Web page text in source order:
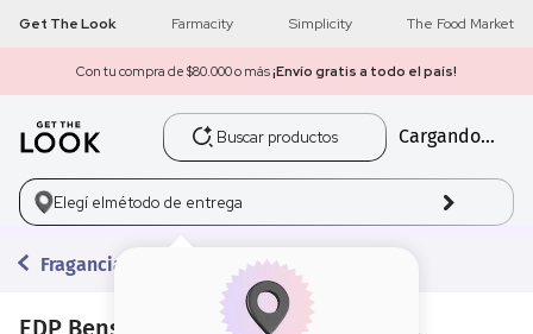
Get The Look Farmacity Simplicity The Food Market
Con tu compra de $80.000 o más¡Envío gratis a todo el país!
Buscar productos
Cargando...
Elegí elmétodo de entrega
Fragancias
EDP Bensimon Bold Insignia x 100 ml
1 get the look
2 máscara pestañas
3.